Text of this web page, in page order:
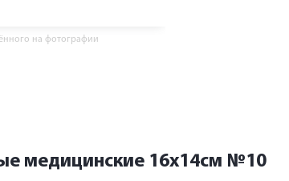
на фотографии
медицинские 16х14см №10